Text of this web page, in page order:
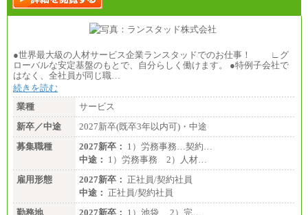
●世界最大級の人材サービス企業ランスタッドでのお仕事！ ∟グ
ローバルな安定基盤のもとで、自分らしく働けます。 ●特例子会社で
はなく、全社員が同じ職…
続きを読む
業種
サービス
新卒／中途
2027新卒(既卒3年以内可)・中途
募集職種
2027新卒： 1）労務事務…契約…
中途： 1）労務事務 2）人材…
雇用形態
2027新卒： 正社員/契約社員
中途： 正社員/契約社員
勤務地
2027新卒： 1）池袋 2）完…